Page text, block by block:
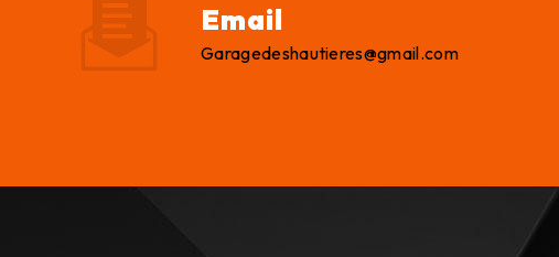
Email
garagedeshautieres@gmail.com